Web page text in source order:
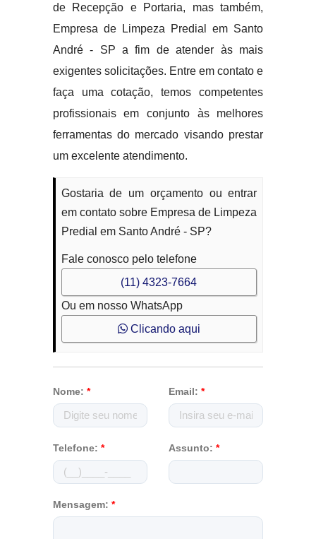
de Recepção e Portaria, mas também,
Empresa de Limpeza Predial em Santo
André - SP a fim de atender às mais
exigentes solicitações. Entre em contato e
faça uma cotação, temos competentes
profissionais em conjunto às melhores
ferramentas do mercado visando prestar
um excelente atendimento.
Gostaria de um orçamento ou entrar
em contato sobre Empresa de Limpeza
Predial em Santo André - SP?
Fale conosco pelo telefone
(11) 4323-7664
Ou em nosso WhatsApp
Clicando aqui
Nome: * Email: *
Telefone: * Assunto: *
Mensagem: *